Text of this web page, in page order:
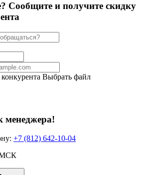
Сообщите и получите скидку
Выбрать файл
менеджера!
+7 (812) 642-10-04
МСК